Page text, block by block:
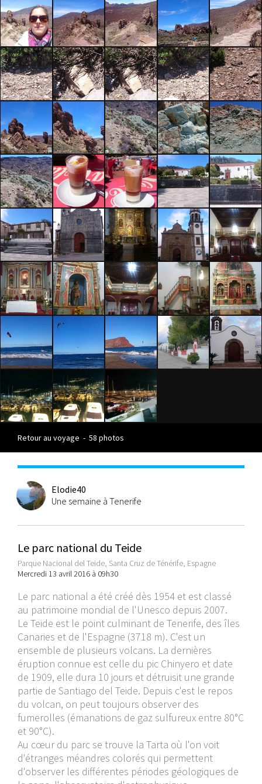
Retour au voyage - 58 photos
Elodie40
Une semaine à Tenerife
Le parc national du Teide
Parque Nacional del Teide, Santa Cruz de Ténérife, Espagne
Mercredi 13 avril 2016 à 09h30
Le parc national a été créé dès 1954 et est classé
au patrimoine mondial de l'Unesco depuis 2007.
Le Teide est le point culminant de Tenerife, des îles
Canaries et de l'Espagne (3718 m). C'est un
ensemble de plusieurs volcans. La dernières
éruption connue est celle du pic Chinyero et date
de 1909, elle dura 10 jours et détruisit une grande
partie de Santiago del Teide. Depuis c'est le repos
du volcan, on peut toujours observer des
fumerolles (émanations de gaz sulfureux entre 80°C
et 90°C).
Au cœur du parc se trouve la Tarta où l'on voit
d'étranges méandres colorés qui permettent
d'observer les différentes périodes géologiques de